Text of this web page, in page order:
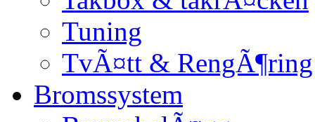
Tuning
TvÃ¤tt & RengÃ¶ring
Bromssystem